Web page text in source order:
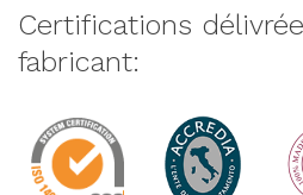
Certifications
fabricant: